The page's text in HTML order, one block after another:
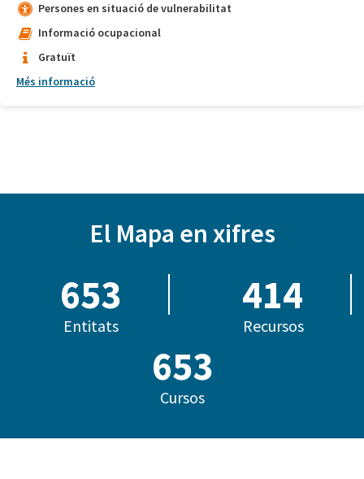
Persones en situació de vulnerabilitat
Informació ocupacional
Gratuït
Més informació
El Mapa en xifres
685
Entitats
414
Recursos
794
Cursos